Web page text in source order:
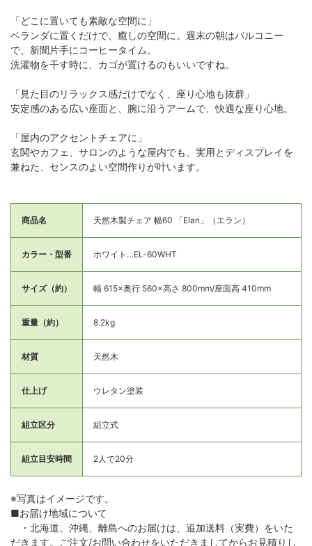
「どこに置いても素敵な空間に」
ベランダに置くだけで、癒しの空間に。週末の朝はバルコニー
で、新聞片手にコーヒータイム。
洗濯物を干す時に、カゴが置けるのもいいですね。
「見た目のリラックス感だけでなく、座り心地も抜群」
安定感のある広い座面と、腕に沿うアームで、快適な座り心地。
「屋内のアクセントチェアに」
玄関やカフェ、サロンのような屋内でも、実用とディスプレイを
兼ねた、センスのよい空間作りが叶います。
商品名 天然木製チェア 幅60 「Elan」（エラン）
カラー・型番 ホワイト…EL-60WHT
サイズ（約） 幅 615×奥行 560×高さ 800mm/座面高 410mm
重量（約） 8.2kg
材質 天然木
仕上げ ウレタン塗装
組立区分 組立式
組立目安時間 2人で20分
※写真はイメージです。
■お届け地域について
・北海道、沖縄、離島へのお届けは、追加送料（実費）をいた
だきます。ご注文/お問い合わせをいただきましてからお見積りし